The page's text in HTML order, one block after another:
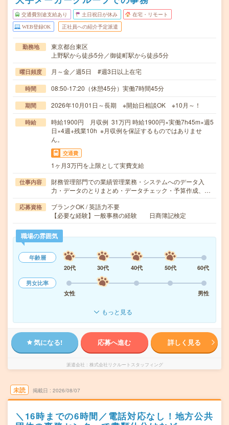
交通費別途支給あり 土日祝日が休み 在宅・リモート
WEB登録OK 正社員への紹介予定派遣
勤務地
東京都台東区
上野駅から徒歩5分／御徒町駅から徒歩5分
曜日頻度 月～金／週5日 #週3日以上在宅
時間 08:50-17:20（休憩45分）実働7時間45分
期間 2026年10月01日～長期 ※開始日相談OK ※10月～！
時給
時給1900円 月収例 31万円 時給1900円×実働7h45m×週5
日×4週+残業10h ※月収例を保証するものではありませ
ん。
交通費
1ヶ月3万円を上限として実費支給
仕事内容
財務管理部門での業績管理業務・システムへのデータ入
力・データのとりまとめ・データチェック・予算作成、…
応募資格
ブランクOK / 英語力不要
【必要な経験】一般事務の経験 日商簿記検定
職場の雰囲気
年齢層
20代
30代 40代 50代
60代
男女比率
女性
男性
もっと見る
気になる! 応募へ進む 詳しく見る
派遣会社 株式会社リクルートスタッフィング
未読 掲載日 2026/08/07
＼16時までの6時間／電話対応なし！地方公共